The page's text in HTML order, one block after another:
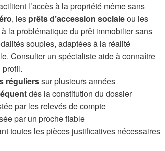
l’accès à la propriété même sans
, les prêts d’accession socialeou les
la problématique du prêt immobilier sans
souples, adaptées à la réalité
Consulter un spécialiste aide à connaître
profil.
régulierssur plusieurs années
dès la constitution du dossier
par les relevés de compte
par un proche fiable
toutes les pièces justificatives nécessaires